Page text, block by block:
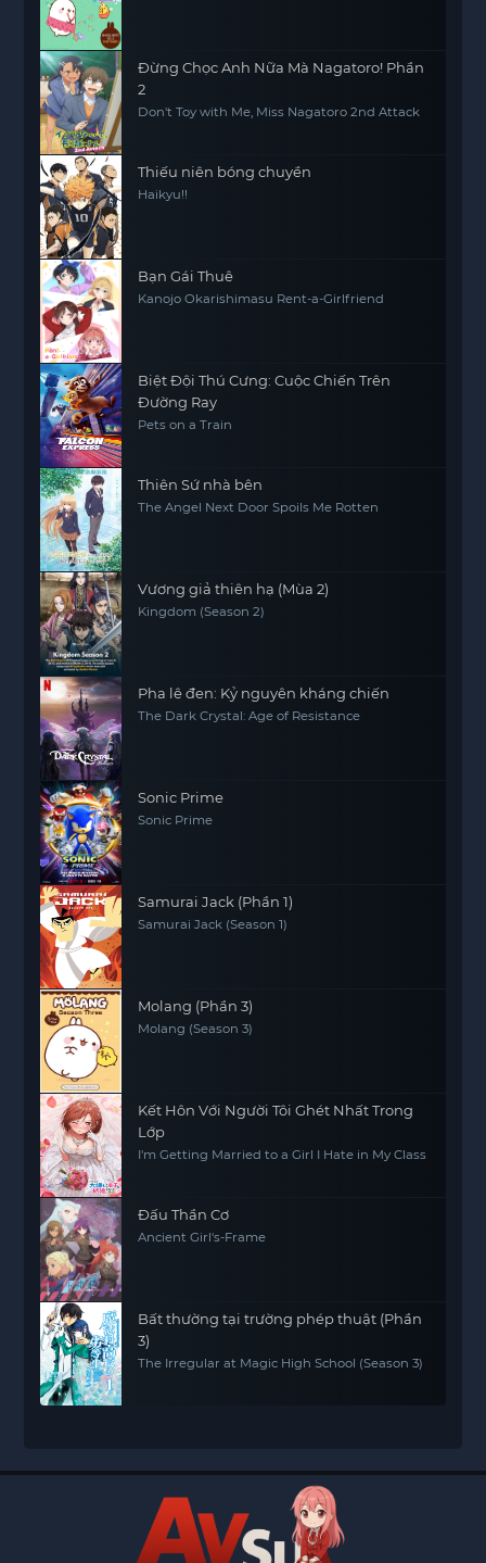
Đừng Chọc Anh Nữa Mà Nagatoro! Phần
2
Don't Toy with Me, Miss Nagatoro 2nd Attack
Thiếu niên bóng chuyền
Haikyu!!
Bạn Gái Thuê
Kanojo Okarishimasu Rent-a-Girlfriend
Biệt Đội Thú Cưng: Cuộc Chiến Trên
Đường Ray
Pets on a Train
Thiên Sứ nhà bên
The Angel Next Door Spoils Me Rotten
Vương giả thiên hạ (Mùa 2)
Kingdom (Season 2)
Pha lê đen: Kỷ nguyên kháng chiến
The Dark Crystal: Age of Resistance
Sonic Prime
Sonic Prime
Samurai Jack (Phần 1)
Samurai Jack (Season 1)
Molang (Phần 3)
Molang (Season 3)
Kết Hôn Với Người Tôi Ghét Nhất Trong
Lớp
I'm Getting Married to a Girl I Hate in My Class
Đấu Thần Cơ
Ancient Girl's-Frame
Bất thường tại trường phép thuật (Phần
3)
The Irregular at Magic High School (Season 3)